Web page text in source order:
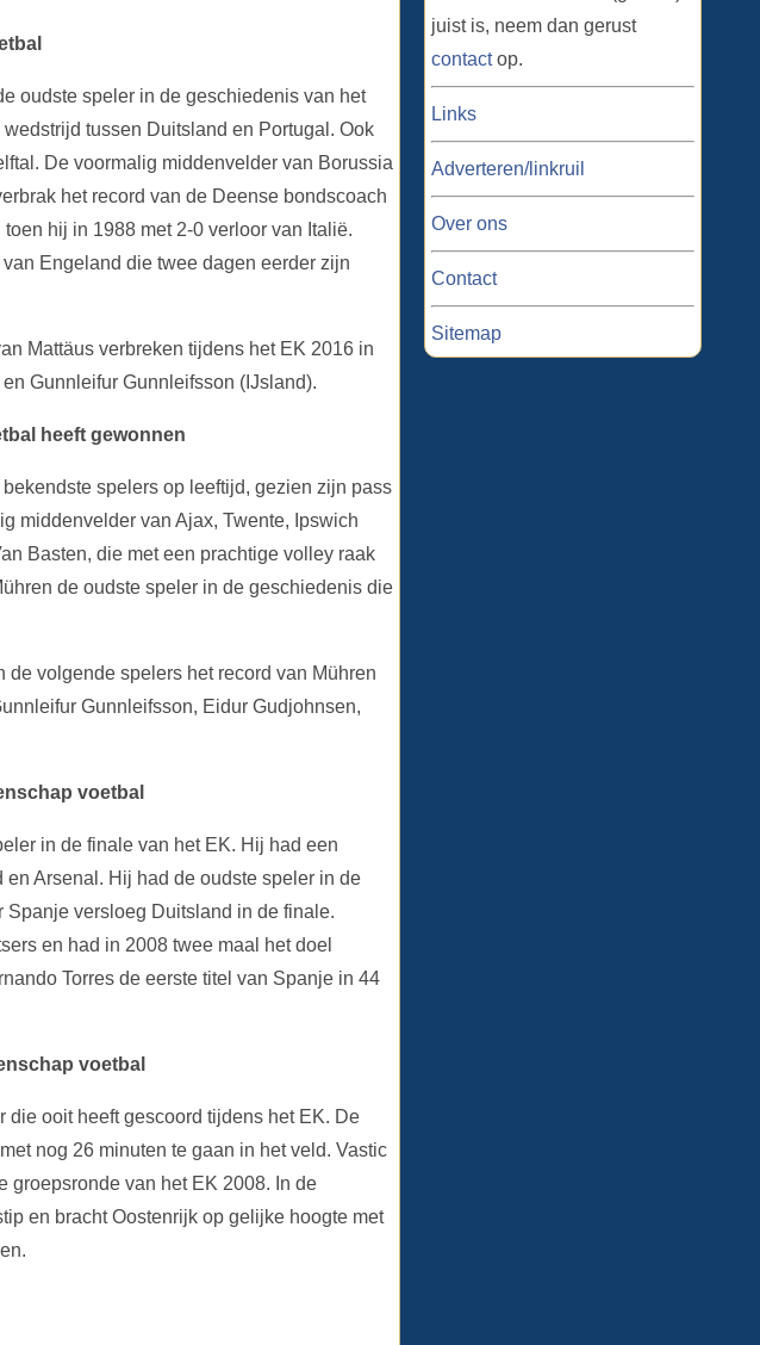
oudste speler in de geschiedenis van het
tussen Duitsland en Portugal. Ook
De voormalig middenvelder van Borussia
het record van de Deense bondscoach
hij in 1988 met 2-0 verloor van Italië.
Engeland die twee dagen eerder zijn
Mattäus verbreken tijdens het EK 2016 in
Gunnleifur Gunnleifsson (IJsland).
heeft gewonnen
spelers op leeftijd, gezien zijn pass
middenvelder van Ajax, Twente, Ipswich
Basten, die met een prachtige volley raak
de oudste speler in de geschiedenis die
volgende spelers het record van Mühren
Gunnleifsson, Eidur Gudjohnsen,
voetbal
in de finale van het EK. Hij had een
Arsenal. Hij had de oudste speler in de
versloeg Duitsland in de finale.
en had in 2008 twee maal het doel
Torres de eerste titel van Spanje in 44
voetbal
die ooit heeft gescoord tijdens het EK. De
nog 26 minuten te gaan in het veld. Vastic
groepsronde van het EK 2008. In de
en bracht Oostenrijk op gelijke hoogte met
juist is, neem dan gerust
contactop.
Links
Adverteren/linkruil
Over ons
Contact
Sitemap